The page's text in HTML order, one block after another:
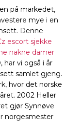
på markedet,
mye i en
Denne
escort sjekke
nakne damer
vi også i år
samlet gjeng.
hvor det norske
2002 Heller
gjør Synnøve
norgesmester